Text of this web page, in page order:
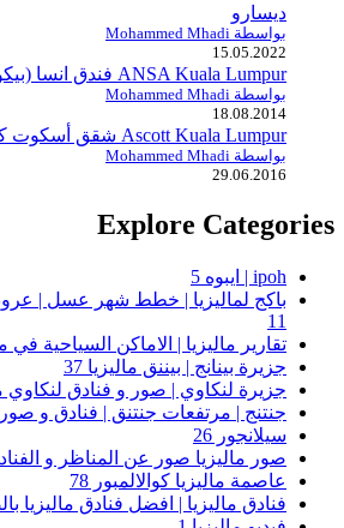
ديسارو
بواسطة Mohammed Mhadi
15.05.2022
ANSA Kuala Lumpur فندق انسا (بيكولو سابقاً) كوالالمبور
بواسطة Mohammed Mhadi
18.08.2014
Ascott Kuala Lumpur شقق أسكوت كوالالمبور
بواسطة Mohammed Mhadi
29.06.2016
Explore Categories
ipoh | ايبوه
5
باكج لماليزيا | خطط شهر عسل |
11
تقارير ماليزيا | الاماكن السياحية في
جزيرة بينانج | بيننق ماليزيا 37
جزيرة لنكاوي | صور و فنادق لنكاوي
جنتنج | مرتفعات جنتنق | فنادق و صور
سيلانجور 26
صور ماليزيا صور عن المناظر و
عاصمة ماليزيا كوالالمبور 78
فنادق ماليزيا | افضل فنادق ماليزيا